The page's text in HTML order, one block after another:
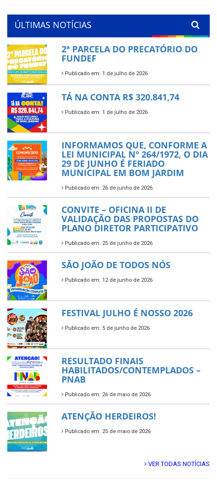
ÚLTIMAS NOTÍCIAS
2ª PARCELA DO PRECATÓRIO DO
FUNDEF
Publicado em: 1 de julho de 2026
TÁ NA CONTA R$ 320.841,74
Publicado em: 1 de julho de 2026
INFORMAMOS QUE, CONFORME A
LEI MUNICIPAL Nº 264/1972, O DIA
29 DE JUNHO É FERIADO
MUNICIPAL EM BOM JARDIM
Publicado em: 26 de junho de 2026
CONVITE – OFICINA II DE
VALIDAÇÃO DAS PROPOSTAS DO
PLANO DIRETOR PARTICIPATIVO
Publicado em: 25 de junho de 2026
SÃO JOÃO DE TODOS NÓS
Publicado em: 12 de junho de 2026
FESTIVAL JULHO É NOSSO 2026
Publicado em: 5 de junho de 2026
RESULTADO FINAIS
HABILITADOS/CONTEMPLADOS –
PNAB
Publicado em: 26 de maio de 2026
ATENÇÃO HERDEIROS!
Publicado em: 25 de maio de 2026
VER TODAS NOTÍCIAS